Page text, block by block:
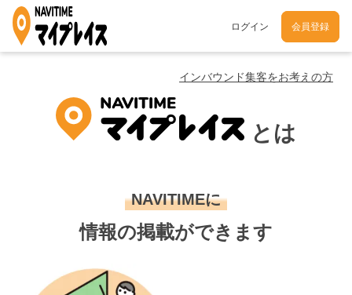
ログイン 会員登録
インバウンド集客をお考えの方
とは
NAVITIMEに
情報の掲載ができます